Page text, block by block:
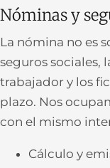
Nóminas y
La nómina no es
seguros sociales,
trabajador y los
plazo. Nos
con el mismo
Cálculo y